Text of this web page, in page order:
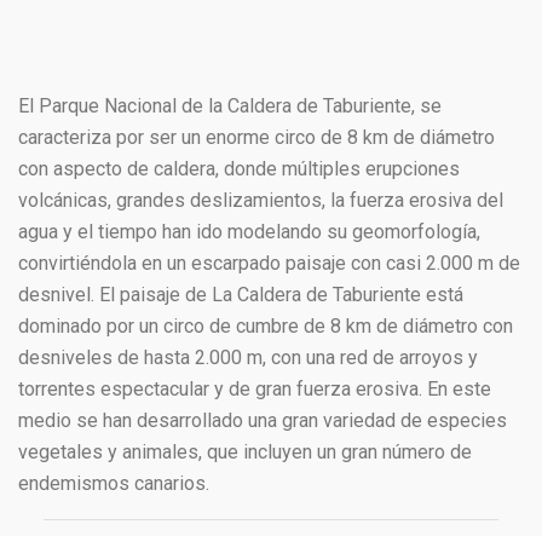
El Parque Nacional de la Caldera de Taburiente, se
caracteriza por ser un enorme circo de 8 km de diámetro
con aspecto de caldera, donde múltiples erupciones
volcánicas, grandes deslizamientos, la fuerza erosiva del
agua y el tiempo han ido modelando su geomorfología,
convirtiéndola en un escarpado paisaje con casi 2.000 m de
desnivel. El paisaje de La Caldera de Taburiente está
dominado por un circo de cumbre de 8 km de diámetro con
desniveles de hasta 2.000 m, con una red de arroyos y
torrentes espectacular y de gran fuerza erosiva. En este
medio se han desarrollado una gran variedad de especies
vegetales y animales, que incluyen un gran número de
endemismos canarios.